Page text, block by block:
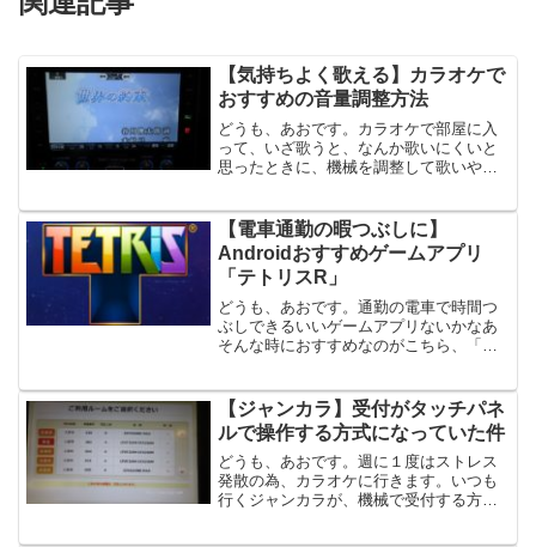
【気持ちよく歌える】カラオケで
おすすめの音量調整方法
どうも、あおです。カラオケで部屋に入
って、いざ歌うと、なんか歌いにくいと
思ったときに、機械を調整して歌いやす
タジアム」です。１．マスター音量の確
認部屋に入ると必ずあるは...
【電車通勤の暇つぶしに】
Androidおすすめゲームアプリ
「テトリスR」
どうも、あおです。通勤の電車で時間つ
ぶしできるいいゲームアプリないかなあ
そんな時におすすめなのがこちら、「テ
最新バージョンが対応していなかった
為、...
【ジャンカラ】受付がタッチパネ
ルで操作する方式になっていた件
どうも、あおです。週に１度はストレス
発散の為、カラオケに行きます。いつも
行くジャンカラが、機械で受付する方式